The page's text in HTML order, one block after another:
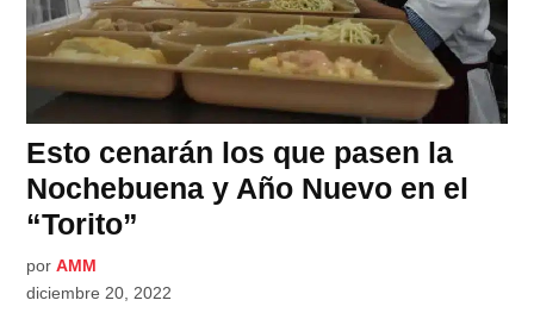
Esto cenarán los que pasen la
Nochebuena y Año Nuevo en el
“Torito”
por AMM
diciembre 20, 2022